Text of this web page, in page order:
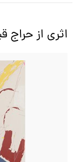
اثری از حراج